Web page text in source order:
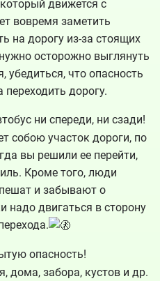
движется с
вовремя заметить
на дорогу из-за стоящих
осторожно выглянуть
убедиться, что опасность
переходить дорогу.
ни спереди, ни сзади!
собою участок дороги, по
вы решили ее перейти,
Кроме того, люди
и забывают о
надо двигаться в сторону
опасность!
дома, забора, кустов и др.